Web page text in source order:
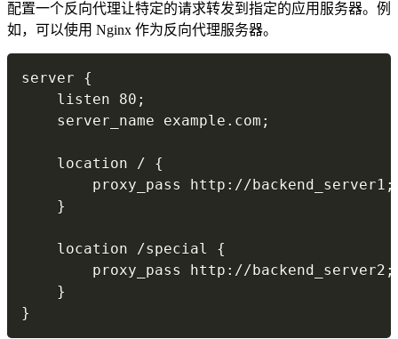
配置一个反向代理让特定的请求转发到指定的应用服务器。例
如，可以使用 Nginx 作为反向代理服务器。
server {
    listen 80;
    server_name example.com;
    location / {
        proxy_pass http://backend_server1;
    }
    location /special {
        proxy_pass http://backend_server2;
    }
}